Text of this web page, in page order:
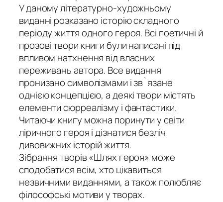
У даному літературно-художньому
виданні розказано історію складного
періоду життя одного героя. Всі поетичні й
прозові твори книги були написані під
впливом натхнення від власних
переживань автора. Все видання
пронизано символізмами і зв`язане
однією концепцією, а деякі твори містять
елементи сюрреалізму і фантастики.
Читаючи книгу можна поринути у світи
ліричного героя і дізнатися безліч
дивовижних історій життя.
Зібрання творів «Шлях героя» може
сподобатися всім, хто цікавиться
незвичними виданнями, а також полюбляє
філософські мотиви у творах.